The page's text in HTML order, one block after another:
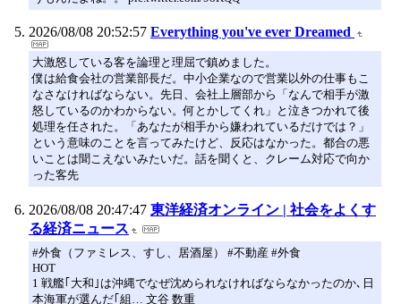
2026/08/08 20:52:57 Everything you've ever Dreamed
大激怒している客を論理と理屈で鎮めました。
僕は給食会社の営業部長だ。中小企業なので営業以外の仕事もこ
なさなければならない。先日、会社上層部から「なんで相手が激
怒しているのかわからない。何とかしてくれ」と泣きつかれて後
処理を任された。「あなたが相手から嫌われているだけでは？」
という意味のことを言ってみたけど、反応はなかった。都合の悪
いことは聞こえないみたいだ。話を聞くと、クレーム対応で向か
った客先
2026/08/08 20:47:47 東洋経済オンライン | 社会をよくす
る経済ニュース
#外食（ファミレス、すし、居酒屋） #不動産 #外食
HOT
1 戦艦｢大和｣は沖縄でなぜ沈められなければならなかったのか､日
本海軍が選んだ｢組… 文谷 数重